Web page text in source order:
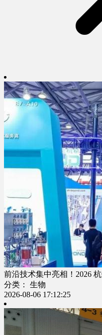
前沿技术集中亮相！2026
分类： 生物
2026-08-06 17:12:25